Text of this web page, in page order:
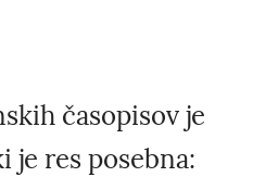
časopisov je
je res posebna: